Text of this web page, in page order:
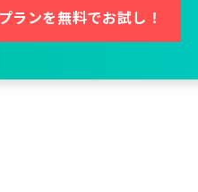
ランを無料でお試し！